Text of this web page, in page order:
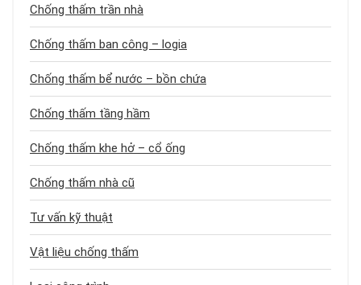
Chống thấm trần nhà
Chống thấm ban công – logia
Chống thấm bể nước – bồn chứa
Chống thấm tầng hầm
Chống thấm khe hở – cổ ống
Chống thấm nhà cũ
Tư vấn kỹ thuật
Vật liệu chống thấm